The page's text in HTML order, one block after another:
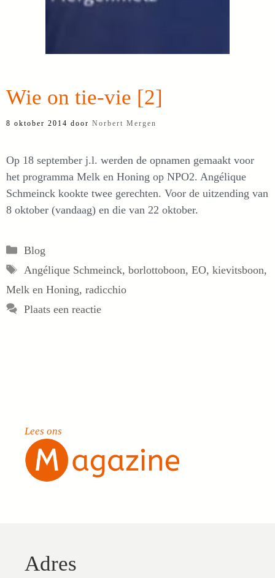
Wie on tie-vie [2]
8 oktober 2014 door Norbert Mergen
Op 18 september j.l. werden de opnamen gemaakt voor
het programma Melk en Honing op NPO2. Angélique
Schmeinck kookte twee gerechten. Voor de uitzending van
8 oktober (vandaag) en die van 22 oktober.
Categorieën
Blog
Tags
Angélique Schmeinck, borlottoboon, EO, kievitsboon,
Melk en Honing, radicchio
Plaats een reactie
Lees ons
Adres